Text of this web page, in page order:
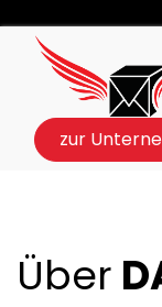
zur
Über